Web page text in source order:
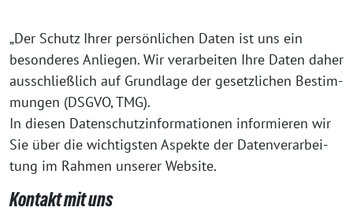
„Der Schutz Ihrer per­sön­li­chen Daten ist uns ein
beson­de­res Anlie­gen. Wir ver­ar­bei­ten Ihre Daten daher
aus­schließ­lich auf Grund­la­ge der gesetz­li­chen Bestim­
mun­gen (DSGVO, TMG).
In die­sen Daten­schutz­in­for­ma­tio­nen infor­mie­ren wir
Sie über die wich­tigs­ten Aspek­te der Daten­ver­ar­bei­
tung im Rah­men unse­rer Website.
Kontakt mit uns